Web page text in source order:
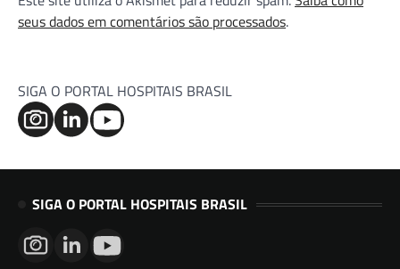
seus dados em comentários são processados.
SIGA O PORTAL HOSPITAIS BRASIL
SIGA O PORTAL HOSPITAIS BRASIL